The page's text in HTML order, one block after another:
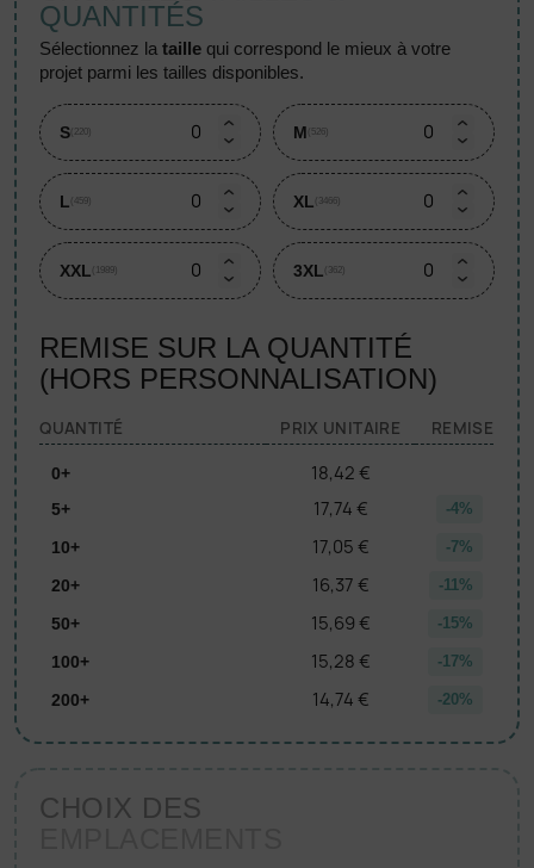
QUANTITÉS
sélectionnez lataille qui correspond le mieux à votre
projet parmi les tailles disponibles.
S (220) M (526)
L (459) XL (3466)
XXL (1989) 3XL (362)
REMISE SUR LA QUANTITÉ
(HORS PERSONNALISATION)
QUANTITÉ PRIX UNITAIRE REMISE
0+ 18,42 €
5+ 17,74 € -4%
10+ 17,05 € -7%
20+ 16,37 € -11%
50+ 15,69 € -15%
100+ 15,28 € -17%
200+ 14,74 € -20%
CHOIX DES